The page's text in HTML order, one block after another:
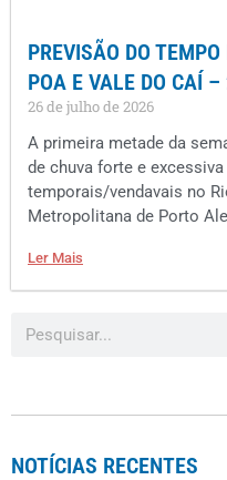
PREVISÃO DO
POA E VALE DO CAÍ
26 de julho de 2026
A primeira metade da
de chuva forte e
temporais/vendavais no
Metropolitana de Porto
Ler Mais
NOTÍCIAS RECENTES